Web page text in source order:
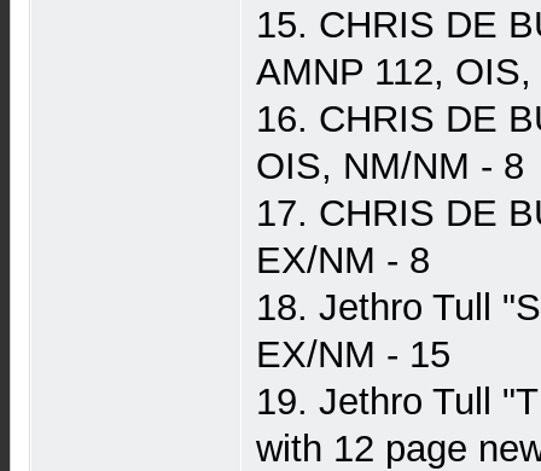
15. CHRIS DE
AMNP 112,
16. CHRIS DE
OIS, NM/NM - 8
17. CHRIS DE
EX/NM - 8
18. Jethro Tull
EX/NM - 15
19. Jethro Tull
with 12 page